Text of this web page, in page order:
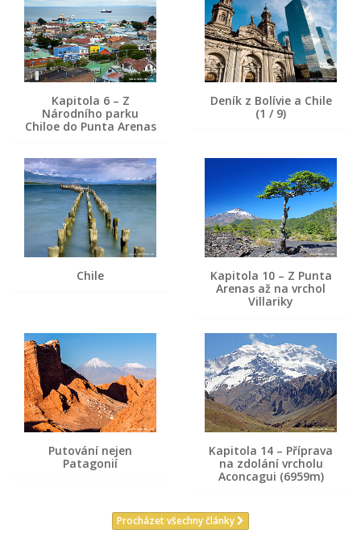
Kapitola 6 – Z
Národního parku
Chiloe do Punta Arenas
Deník z Bolívie a Chile
(1 / 9)
Chile
Kapitola 10 – Z Punta
Arenas až na vrchol
Villariky
Putování nejen
Patagonií
Kapitola 14 – Příprava
na zdolání vrcholu
Aconcagui (6959m)
Procházet všechny články